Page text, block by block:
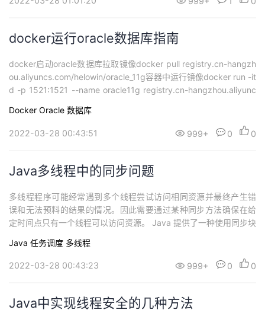
docker运行oracle数据库指南
docker启动oracle数据库拉取镜像docker pull registry.cn-hangzh
ou.aliyuncs.com/helowin/oracle_11g容器中运行镜像docker run -it
d -p 1521:1521 --name oracle11g registry.cn-hangzhou.aliyunc
Docker Oracle 数据库
2022-03-28 00:43:51 999+ 0 0
Java多线程中的同步问题
多线程程序可能经常遇到多个线程尝试访问相同资源并最终产生错
误和无法预料的结果的情况。因此需要通过某种同步方法确保在给
定时间点只有一个线程可以访问资源。 Java 提供了一种使用同步块
zed 关键字标记。 Java 中的同步块在某个对象上同步。 在同一个
对象上同步的所有同步块一次只能在其中执行一个线程。 所有其他
Java 任务调度 多线程
2022-03-28 00:43:23 999+ 0 0
Java中实现线程安全的几种方法